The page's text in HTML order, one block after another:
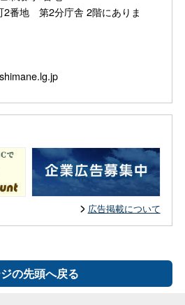
2番地 第2分庁舎 2階にありま
広告掲載について
の先頭へ戻る